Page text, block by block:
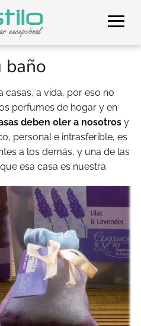
baño
casas, a vida, por eso no
perfumes de hogar y en
deben oler a nosotros y
personal e intrasferible, es
a los demás, y una de las
esa casa es nuestra.